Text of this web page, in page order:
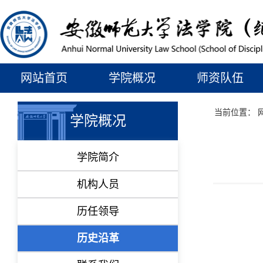
网站首页 学院概况 师资队伍
学院概况
学院简介
机构人员
历任领导
历史沿革
当前位置：